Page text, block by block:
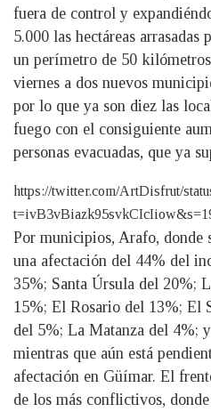
fuera de control y
5.000 las hectáreas arrasadas
un perímetro de 50
viernes a dos nuevos
por lo que ya son diez las
fuego con el consiguiente
personas evacuadas, que ya
https://twitter.com/ArtDisfrut/
Por municipios, Arafo, donde
una afectación del 44% del
35%; Santa Úrsula del 20%;
15%; El Rosario del 13%; El
del 5%; La Matanza del 4%;
mientras que aún está
afectación en Güímar. El
de los más conflictivos,